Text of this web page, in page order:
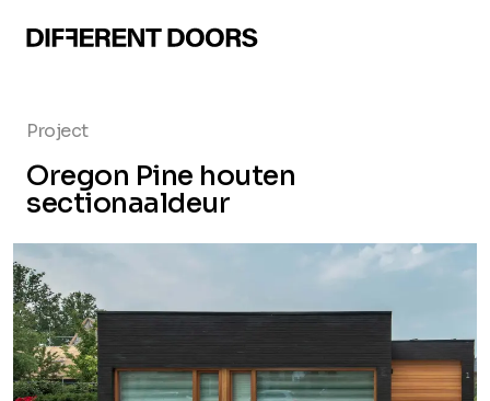
Project
Oregon Pine houten
sectionaaldeur